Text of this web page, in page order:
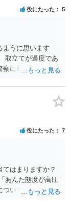
ったということ
役にたった 5
ように思います
取立てが過度であ
察に相談したらい
役にたった 7
はまりますか？
あんた態度が高圧
ついて字面のみで